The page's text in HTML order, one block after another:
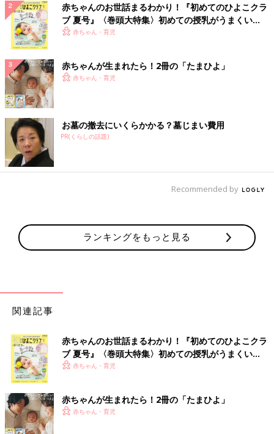
赤ちゃんのお世話まるわかり！『初めてのひよこクラ
ブ 夏号』〈巻頭大特集〉初めての授乳がうまくい
く！ おっぱい・ミルクの基本と夏のトラブル 解決テ
赤ちゃん・育児
赤ちゃんが生まれたら！2冊の「たまひよ」
赤ちゃん・育児
お墓の撤去にいくらかかる？墓じまい費用
PR(くらしの話題)
Recommended by
ランキングをもっと見る
関連記事
赤ちゃんのお世話まるわかり！『初めてのひよこクラ
ブ 夏号』〈巻頭大特集〉初めての授乳がうまくい
く！ おっぱい・ミルクの基本と夏のトラブル 解決テ
赤ちゃん・育児
赤ちゃんが生まれたら！2冊の「たまひよ」
赤ちゃん・育児